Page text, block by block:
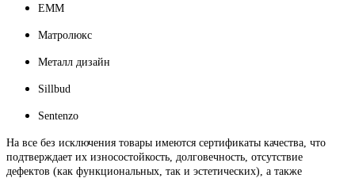
ЕММ
Матролюкс
Металл дизайн
Sillbud
Sentenzo
На все без исключения товары имеются сертификаты качества, что
подтверждает их износостойкость, долговечность, отсутствие
дефектов (как функциональных, так и эстетических), а также